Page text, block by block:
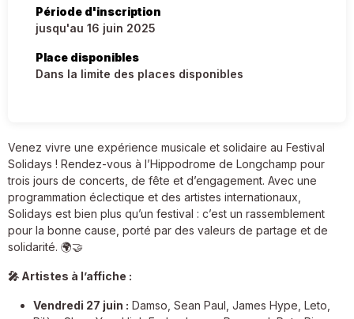
Période d'inscription
jusqu'au 16 juin 2025
Place disponibles
Dans la limite des places disponibles
Venez vivre une expérience musicale et solidaire au Festival
Solidays ! Rendez-vous à l’Hippodrome de Longchamp pour
trois jours de concerts, de fête et d’engagement. Avec une
programmation éclectique et des artistes internationaux,
Solidays est bien plus qu’un festival : c’est un rassemblement
pour la bonne cause, porté par des valeurs de partage et de
solidarité. 🌍🤝
🎤 Artistes à l’affiche :
Vendredi 27 juin : Damso, Sean Paul, James Hype, Leto,